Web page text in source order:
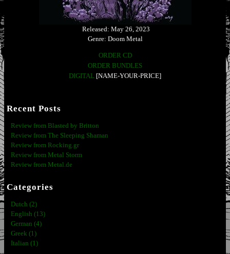
Released: May 26, 2023
Genre: Doom Metal
ORDER CD
ORDER BUNDLES
DIGITAL [NAME-YOUR-PRICE]
Recent Posts
Review from Blasted by Britton
Review from The Sleeping Shaman
Review from Rocking.gr
Review from Metal Storm
Review from Metal.de
Categories
Dutch (2)
English (13)
German (4)
Greek (1)
Italian (1)